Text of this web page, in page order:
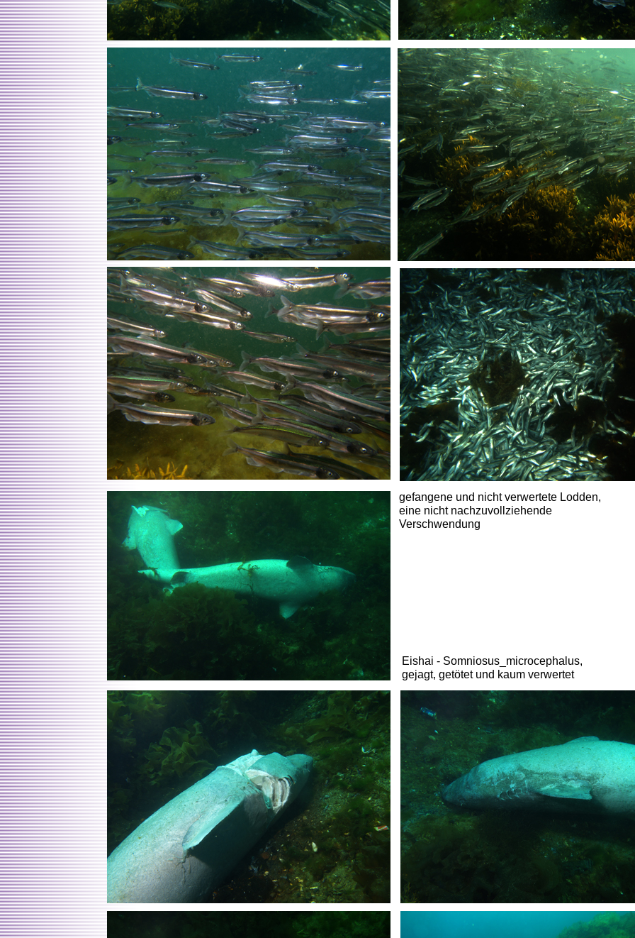
gefangene und nicht verwertete Lodden,
eine nicht nachzuvollziehende
Verschwendung
Eishai - Somniosus_microcephalus,
gejagt, getötet und kaum verwertet